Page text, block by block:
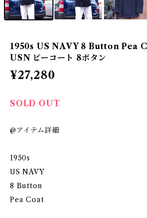
1950s US NAVY 8 Button Pea
USN ピーコート 8ボタン
¥27,280
SOLD OUT
@アイテム詳細
1950s
US NAVY
8 Button
Pea Coat